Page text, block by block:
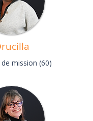
mission (60)